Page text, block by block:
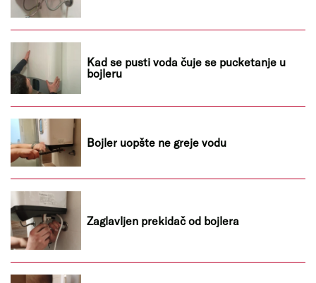
Kad se pusti voda čuje se pucketanje u
bojleru
Bojler uopšte ne greje vodu
Zaglavljen prekidač od bojlera